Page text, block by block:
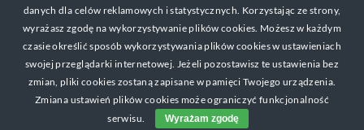
danych dla celów reklamowych i statystycznych. Korzystając ze strony,
wyrażasz zgodę na wykorzystywanie plików cookies. Możesz w każdym
czasie określić sposób wykorzystywania plików cookies w ustawieniach
swojej przeglądarki internetowej. Jeżeli pozostawisz te ustawienia bez
zmian, pliki cookies zostaną zapisane w pamięci Twojego urządzenia.
Zmiana ustawień plików cookies może ograniczyć funkcjonalność
serwisu.
Wyrażam zgodę